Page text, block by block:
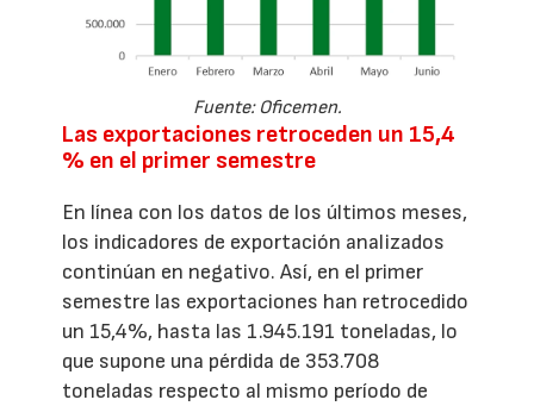
Fuente: Oficemen.
Las exportaciones retroceden un 15,4
% en el primer semestre
En línea con los datos de los últimos meses,
los indicadores de exportación analizados
continúan en negativo. Así, en el primer
semestre las exportaciones han retrocedido
un 15,4%, hasta las 1.945.191 toneladas, lo
que supone una pérdida de 353.708
toneladas respecto al mismo período de